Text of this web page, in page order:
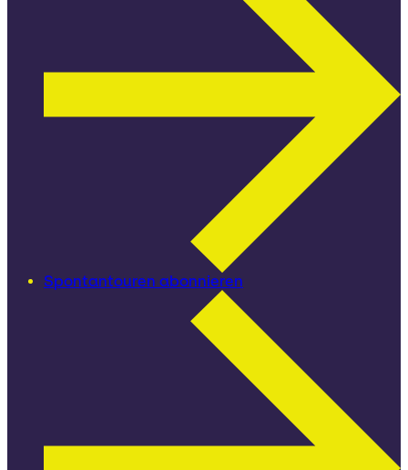
Spontantouren abonnieren